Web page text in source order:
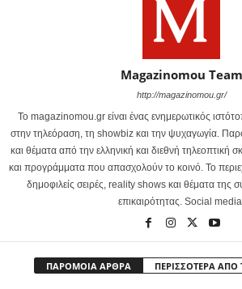
Magazinomou Team
http://magazinomou.gr/
Το magazinomou.gr είναι ένας ενημερωτικός
στην τηλεόραση, τη showbiz και την ψυχαγωγία.
και θέματα από την ελληνική και διεθνή
και προγράμματα που απασχολούν το κοινό. Το
δημοφιλείς σειρές, reality shows και θέματα της
επικαιρότητας. Social
ΠΑΡΟΜΟΙΑ ΑΡΘΡΑ ΠΕΡΙΣΣΟΤΕΡΑ